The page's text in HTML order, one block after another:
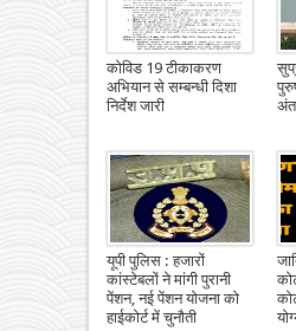
कोविड 19 टीकाकरण
अभियान से सम्बन्धी दिशा
निर्देश जारी
यूपी पुलिस : हजारों
कांस्टेबलों ने मांगी पुरानी
पेंशन, नई पेंशन योजना को
हाईकोर्ट में चुनौती